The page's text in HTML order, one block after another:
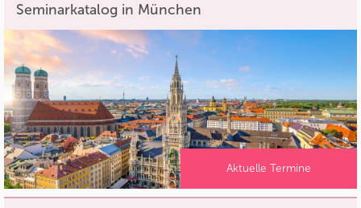
Seminarkatalog in München
Aktuelle Termine